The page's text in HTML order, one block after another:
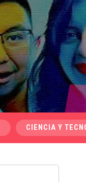
CIENCIA Y